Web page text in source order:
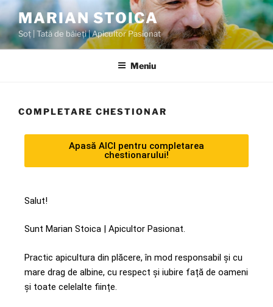
MARIAN STOICA
Soț | Tată de băieți | Apicultor Pasionat
Meniu
COMPLETARE CHESTIONAR
Apasă AICI pentru completarea
chestionarului!
Salut!
Sunt Marian Stoica | Apicultor Pasionat.
Practic apicultura din plăcere, în mod responsabil și cu
mare drag de albine, cu respect și iubire față de oameni
și toate celelalte ființe.